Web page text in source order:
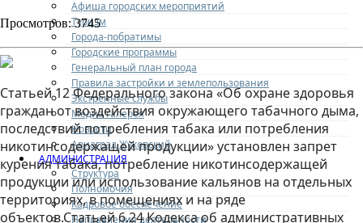
Афиша городских мероприятий
Туризм
Города-побратимы
Городские программы
Генеральный план города
Правила застройки и землепользования
Экстренные службы
Медиа галерея
Новости
Авиаград Жуковский
АДМИНИСТРАЦИЯ
Структура
Полномочия
Кадровое обеспечение
Направления деятельности
Просмотров: 3745
Статьей 12 Федерального закона «Об охране здоровья
граждан от воздействия окружающего табачного дыма,
последствий потребления табака или потребления
никотинсодержащей продукции» установлен запрет
курения табака, потребление никотинсодержащей
продукции или использование кальянов на отдельных
территориях, в помещениях и на ряде
объектов.Статьей 6.24 Кодекса об административных